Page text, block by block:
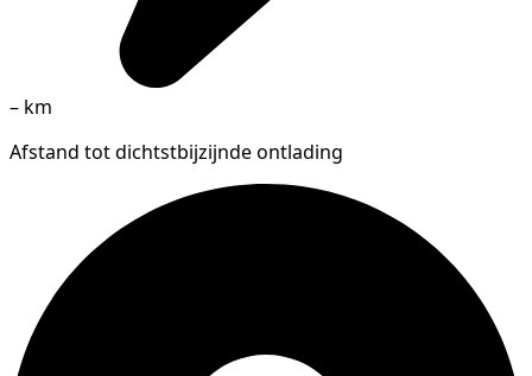
– km
Afstand tot dichtstbijzijnde ontlading